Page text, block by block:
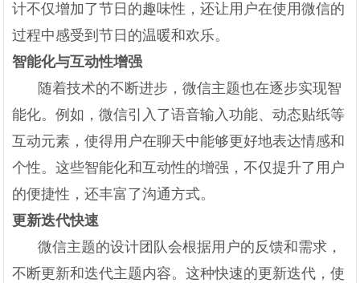
计不仅增加了节日的趣味性，还让用户在使用微信的
过程中感受到节日的温暖和欢乐。
智能化与互动性增强
随着技术的不断进步，微信主题也在逐步实现智
能化。例如，微信引入了语音输入功能、动态贴纸等
互动元素，使得用户在聊天中能够更好地表达情感和
个性。这些智能化和互动性的增强，不仅提升了用户
的便捷性，还丰富了沟通方式。
更新迭代快速
微信主题的设计团队会根据用户的反馈和需求，
不断更新和迭代主题内容。这种快速的更新迭代，使